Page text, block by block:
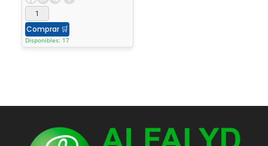
Comprar 🛒
Disponibles: 17